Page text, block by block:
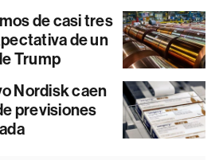
de casi tres
de un
Trump
Nordisk caen
previsiones